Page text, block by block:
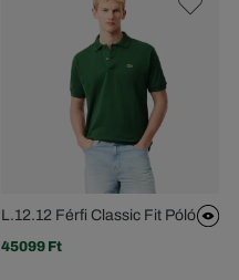
L.12.12 Férfi Classic Fit Póló
45099 Ft